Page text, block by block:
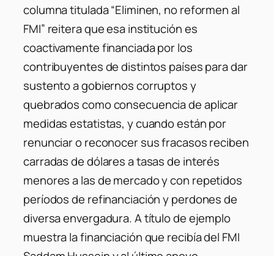
columna titulada “Eliminen, no reformen al
FMI” reitera que esa institución es
coactivamente financiada por los
contribuyentes de distintos países para dar
sustento a gobiernos corruptos y
quebrados como consecuencia de aplicar
medidas estatistas, y cuando están por
renunciar o reconocer sus fracasos reciben
carradas de dólares a tasas de interés
menores a las de mercado y con repetidos
períodos de refinanciación y perdones de
diversa envergadura. A título de ejemplo
muestra la financiación que recibía del FMI